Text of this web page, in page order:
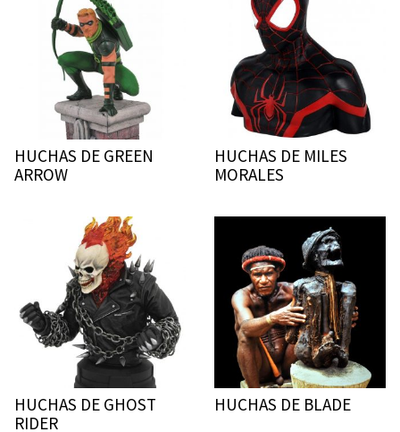
HUCHAS DE GREEN
ARROW
HUCHAS DE MILES
MORALES
HUCHAS DE GHOST
RIDER
HUCHAS DE BLADE